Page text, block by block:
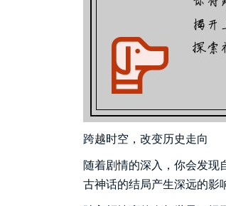
跨越时空，改变历史走向
随着剧情的深入，你会发现
古神话的结局产生深远的影